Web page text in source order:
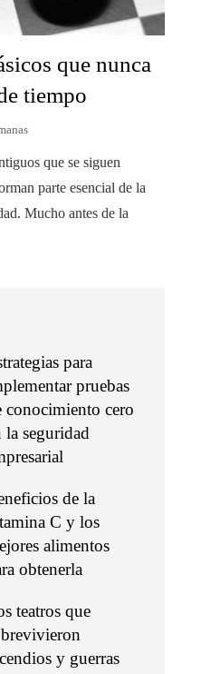
que nunca
tiempo
que se siguen
parte esencial de la
Mucho antes de la
para
pruebas
conocimiento cero
la seguridad
de la
C y los
alimentos
obtenerla
teatros que
y guerras